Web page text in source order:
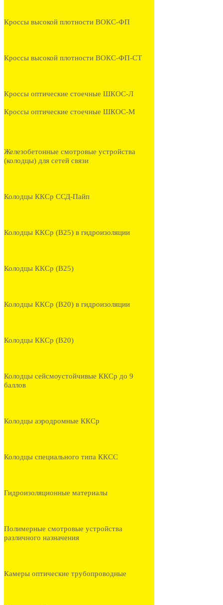
Кроссы высокой плотности ВОКС-ФП
Кроссы высокой плотности ВОКС-ФП-СТ
Кроссы оптические стоечные ШКОС-Л
Кроссы оптические стоечные ШКОС-М
Железобетонные смотровые устройства
(колодцы) для сетей связи
Колодцы ККСр ССД-Пайп
Колодцы ККСр (В25) в гидроизоляции
Колодцы ККСр (В25)
Колодцы ККСр (В20) в гидроизоляции
Колодцы ККСр (В20)
Колодцы сейсмоустойчивые ККСр до 9
баллов
Колодцы аэродромные ККСр
Колодцы специального типа ККСС
Гидроизоляционные материалы
Полимерные смотровые устройства
различного назначения
Камеры оптические трубопроводные